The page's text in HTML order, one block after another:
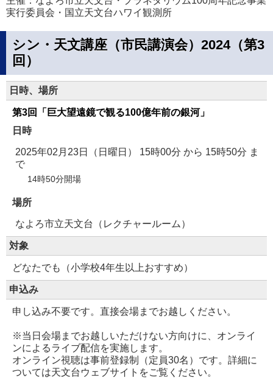
実行委員会・国立天文台ハワイ観測所
シン・天文講座（市民講演会）2024（第3
回）
日時、場所
第3回「巨大望遠鏡で観る100億年前の銀河」
日時
2025年02月23日（日曜日） 15時00分 から 15時50分 ま
で
14時50分開場
場所
なよろ市立天文台（レクチャールーム）
対象
どなたでも（小学校4年生以上おすすめ）
申込み
申し込み不要です。直接会場までお越しください。
※当日会場までお越しいただけない方向けに、オンライ
ンによるライブ配信を実施します。
オンライン視聴は事前登録制（定員30名）です。詳細に
ついては天文台ウェブサイトをご覧ください。